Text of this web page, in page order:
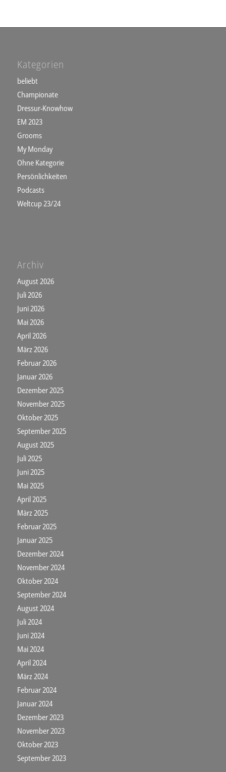
Kategorien
beliebt
Championate
Dressur-Knowhow
EM 2023
Grooms
My Monday
Ohne Kategorie
Persönlichkeiten
Podcasts
Weltcup 23/24
Archiv
August 2026
Juli 2026
Juni 2026
Mai 2026
April 2026
März 2026
Februar 2026
Januar 2026
Dezember 2025
November 2025
Oktober 2025
September 2025
August 2025
Juli 2025
Juni 2025
Mai 2025
April 2025
März 2025
Februar 2025
Januar 2025
Dezember 2024
November 2024
Oktober 2024
September 2024
August 2024
Juli 2024
Juni 2024
Mai 2024
April 2024
März 2024
Februar 2024
Januar 2024
Dezember 2023
November 2023
Oktober 2023
September 2023